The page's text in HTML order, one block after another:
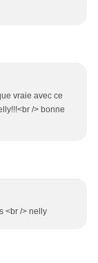
vraie avec ce
/> bonne
<br /> nelly